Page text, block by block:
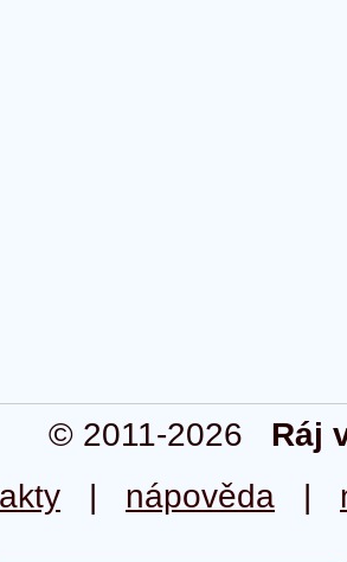
© 2011-2026 Ráj
| nápověda |